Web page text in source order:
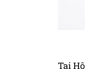
Tại